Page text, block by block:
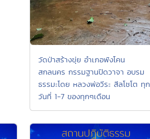
วัดป่าสร้างขุ่ย อำเภอพังโคน
สกลนคร กรรมฐานปิดวาจา อบรม
ธรรมะโดย หลวงพ่อวีระ สีลโชโต ทุก
วันที่ 1-7 ของทุกๆเดือน